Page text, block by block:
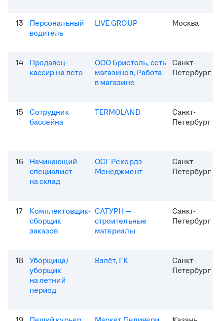
13
Персональный
водитель
LIVE GROUP Москва
14
Продавец-
кассир на лето
ООО Бристоль, сеть
магазинов, Работа
в магазине
Санкт-
Петербург
15
Сотрудник
бассейна
TERMOLAND
Санкт-
Петербург
16
Начинающий
специалист
на склад
ОСГ Рекордз
Менеджмент
Санкт-
Петербург
17
Комплектовщик-
сборщик
заказов
САТУРН —
строительные
материалы
Санкт-
Петербург
18
Уборщица/
уборщик
на летний
период
Взлёт, ГК
Санкт-
Петербург